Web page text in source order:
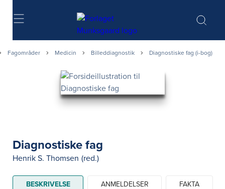
Søg
Fagområder Medicin Billeddiagnostik Diagnostiske fag (i-bog)
Diagnostiske fag
Henrik S. Thomsen (red.)
BESKRIVELSE ANMELDELSER FAKTA